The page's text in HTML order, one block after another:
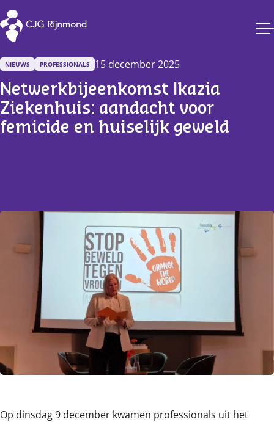
CJG Rijnmond
NIEUWS PROFESSIONALS 15 december 2025
Netwerkbijeenkomst Ikazia
Ziekenhuis: aandacht voor
femicide en huiselijk geweld
Op dinsdag 9 december kwamen professionals uit het